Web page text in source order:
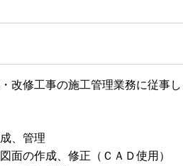
改修工事の施工管理業務に従事し
、管理
面の作成、修正（ＣＡＤ使用）